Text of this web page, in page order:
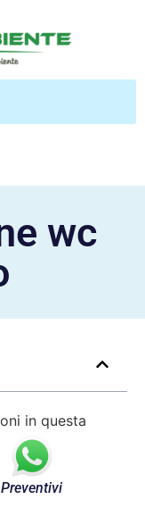
wc
in questa
Preventivi